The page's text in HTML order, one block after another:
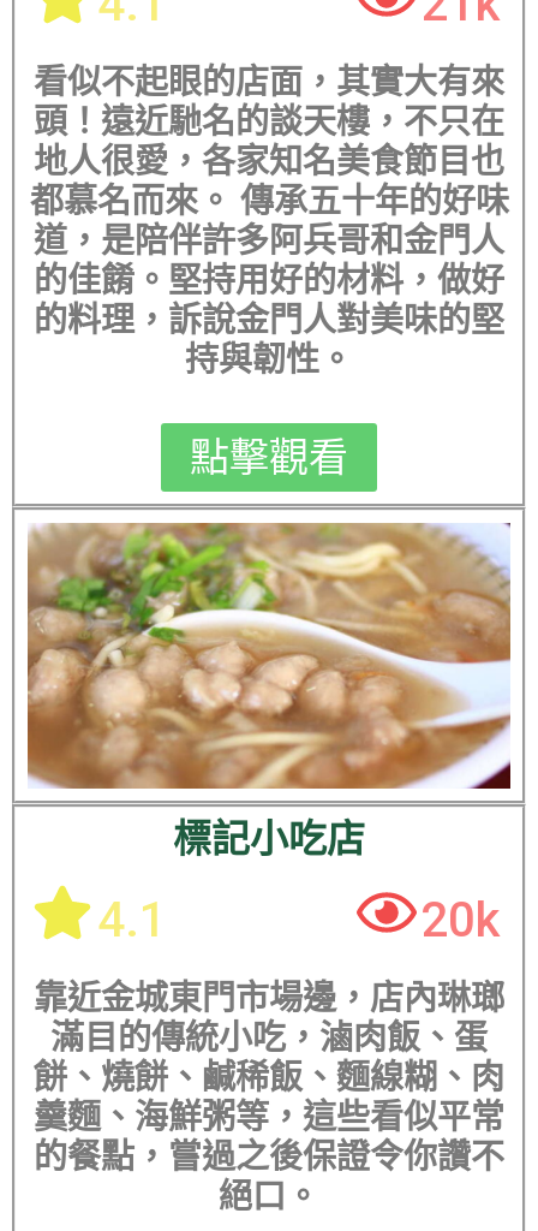
看似不起眼的店面，其實大有來
頭！遠近馳名的談天樓，不只在
地人很愛，各家知名美食節目也
都慕名而來。 傳承五十年的好味
道，是陪伴許多阿兵哥和金門人
的佳餚。堅持用好的材料，做好
的料理，訴說金門人對美味的堅
持與韌性。
點擊觀看
標記小吃店
4.1 20k
靠近金城東門市場邊，店內琳瑯
滿目的傳統小吃，滷肉飯、蛋
餅、燒餅、鹹稀飯、麵線糊、肉
羹麵、海鮮粥等，這些看似平常
的餐點，嘗過之後保證令你讚不
絕口。